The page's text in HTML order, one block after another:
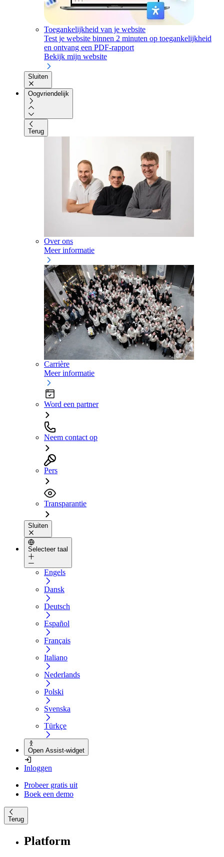
Toegankelijkheid van je website
Test je website binnen 2 minuten op toegankelijkheid
en ontvang een PDF-rapport
Bekijk mijn website
Sluiten
Oogvriendelijk
Terug
Over ons
Meer informatie
Carrière
Meer informatie
Word een partner
Neem contact op
Pers
Transparantie
Sluiten
Selecteer taal
Engels
Dansk
Deutsch
Español
Français
Italiano
Nederlands
Polski
Svenska
Türkçe
Open Assist-widget
Inloggen
Probeer gratis uit
Boek een demo
Terug
Platform